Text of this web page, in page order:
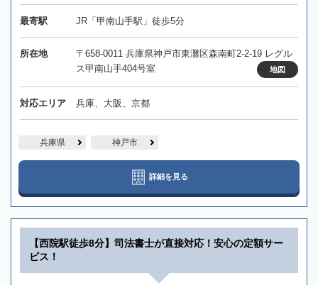
最寄駅 JR「甲南山手駅」徒歩5分
所在地
〒658-0011 兵庫県神戸市東灘区森南町2-2-19 レグル
ス甲南山手404号室
地図
対応エリア 兵庫、大阪、京都
兵庫県 神戸市
詳細を見る
【西院駅徒歩8分】司法書士が直接対応！安心の定額サー
ビス！